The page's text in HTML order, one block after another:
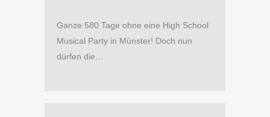
Ganze 580 Tage ohne eine High School
Musical Party in Münster! Doch nun
dürfen die…